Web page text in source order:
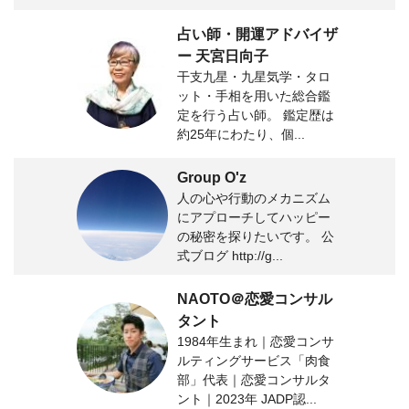
占い師・開運アドバイザ
ー 天宮日向子
干支九星・九星気学・タロ
ット・手相を用いた総合鑑
定を行う占い師。 鑑定歴は
約25年にわたり、個...
Group O'z
人の心や行動のメカニズム
にアプローチしてハッピー
の秘密を探りたいです。 公
式ブログ http://g...
NAOTO＠恋愛コンサル
タント
1984年生まれ｜恋愛コンサ
ルティングサービス「肉食
部」代表｜恋愛コンサルタ
ント｜2023年 JADP認...